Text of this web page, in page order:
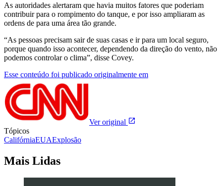
As autoridades alertaram que havia muitos fatores que poderiam
contribuir para o rompimento do tanque, e por isso ampliaram as
ordens de para uma área tão grande.
“As pessoas precisam sair de suas casas e ir para um local seguro,
porque quando isso acontecer, dependendo da direção do vento, não
podemos controlar o clima”, disse Covey.
Esse conteúdo foi publicado originalmente em
Ver original
Tópicos
CalifórniaEUAExplosão
Mais Lidas